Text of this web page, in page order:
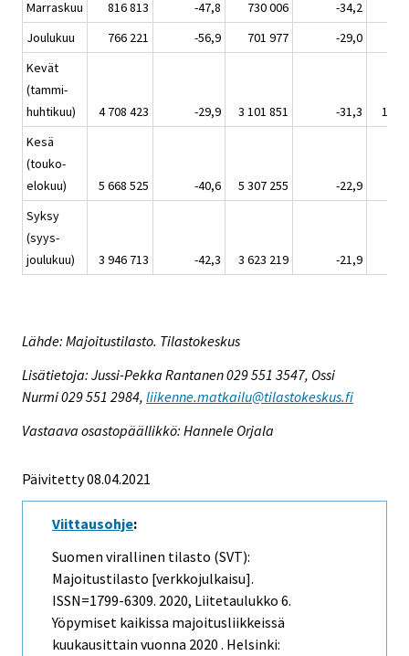
Marraskuu
816 813 -47,8 730 006 -34,2
Joulukuu
766 221 -56,9 701 977 -29,0
Kevät
(tammi-
huhtikuu)
4 708 423 -29,9 3 101 851 -31,3
1
Kesä
(touko-
elokuu)
5 668 525 -40,6 5 307 255 -22,9
Syksy
(syys-
joulukuu)
3 946 713 -42,3 3 623 219 -21,9
Lähde: Majoitustilasto. Tilastokeskus
Lisätietoja: Jussi-Pekka Rantanen 029 551 3547, Ossi
Nurmi 029 551 2984, liikenne.matkailu@tilastokeskus.fi
Vastaava osastopäällikkö: Hannele Orjala
Päivitetty 08.04.2021
Viittausohje:
Suomen virallinen tilasto (SVT):
Majoitustilasto [verkkojulkaisu].
ISSN=1799-6309. 2020, Liitetaulukko 6.
Yöpymiset kaikissa majoitusliikkeissä
kuukausittain vuonna 2020 . Helsinki: